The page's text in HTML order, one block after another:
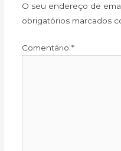
O seu endereço de
obrigatórios marcados
Comentário *